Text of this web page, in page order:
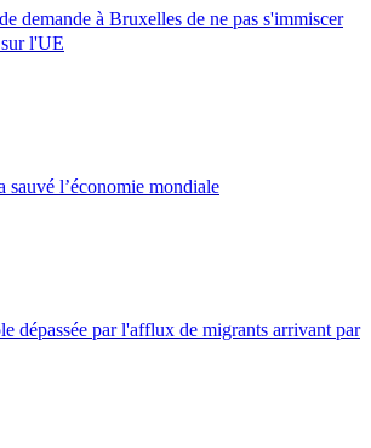
demande à Bruxelles de ne pas s'immiscer
l'UE
l’économie mondiale
dépassée par l'afflux de migrants arrivant par